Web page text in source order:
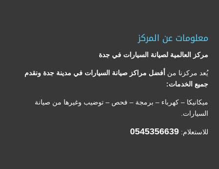
معلومات عن المركز
مركز العالمية لصيانة السيارات في جدة
يُعد مركزنا من أفضل مراكز صيانة السيارات في مدينة جدة ونقدم
جميع الخدمات:
ميكانيكا – كهرباء – برمجة – فحص – توضيب وغيرها من صيانة
السيارات.
للاستعلام: 0545356639